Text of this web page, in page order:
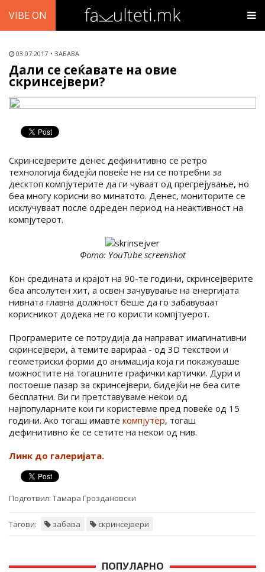
VIBE ON
03.07.2017 ЗАБАВА
Дали се сеќавате на овие
скринсејвери?
Скринсејверите денес дефинитивно се ретро
технологија бидејќи повеќе не ни се потребни за
десктоп компјутерите да ги чуваат од прегрејување, но
беа многу корисни во минатото. Денес, мониторите се
исклучуваат после одреден период на неактивност на
компјутерот.
Фото: YouTube screenshot
Кон средината и крајот на 90-те години, скринсејверите
беа апсолутен хит, а освен зачувување на енергијата
нивната главна должност беше да го забавуваат
корисникот додека не го користи компјтуерот.
Програмерите се потрудија да направат имагинативни
скринсејвери, а темите варираа - од 3D текствои и
геометриски форми до анимација која ги покажуваше
можностите на тогашните графички картички. Дури и
постоеше пазар за скринсејвери, бидејќи не беа сите
бесплатни. Ви ги претставуваме некои од
најпопуларните кои ги користевме пред повеќе од 15
години. Ако тогаш имавте компјутер, тогаш
дефинитивно ќе се сетите на некои од нив.
Линк до галеријата.
Подготвил: Тамара Гроздановски
Тагови: забава скринсејвери
ПОПУЛАРНО